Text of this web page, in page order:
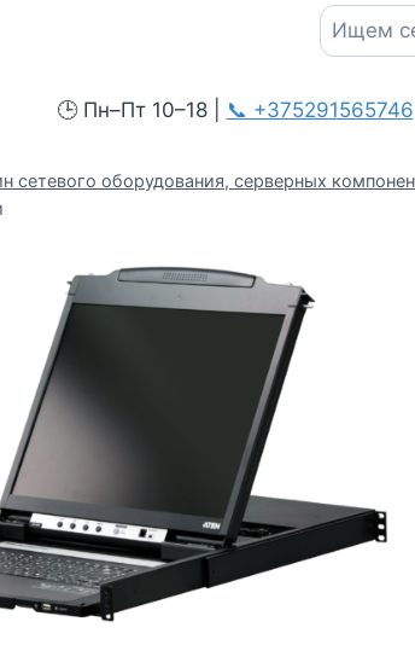
🕒 Пн–Пт 10–18 | 📞 +375291565746
сетевого оборудования, серверных